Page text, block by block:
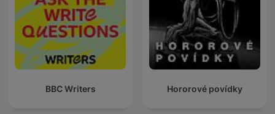
BBC Writers Hororové povídky